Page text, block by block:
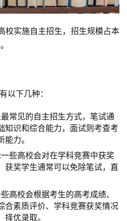
以下几种：
常见的自主招生方式，笔试通
知识和综合能力，面试则考查考
力。
:一些高校会对在学科竞赛中获奖
获奖学生通常可以免除笔试，直
高校会根据考生的高考成绩、
合素质评价、学科竞赛获奖情况
优录取。